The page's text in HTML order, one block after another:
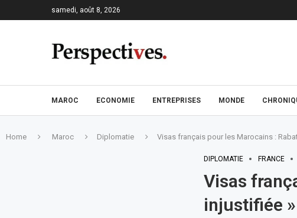
samedi, août 8, 2026
MAROC ECONOMIE ENTREPRISES MONDE
Home Maroc Diplomatie Visas français pour les Marocains :
DIPLOMATIE FRANCE
Visas
injustifiée